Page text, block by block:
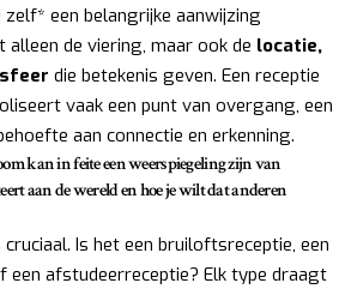
een belangrijke aanwijzing
alleen de viering, maar ook de locatie,
die betekenis geven. Een receptie
vaak een punt van overgang, een
aan connectie en erkenning.
kan in feite een weerspiegeling zijn van
aan de wereld en hoe je wilt dat anderen
Is het een bruiloftsreceptie, een
een afstudeerreceptie? Elk type draagt